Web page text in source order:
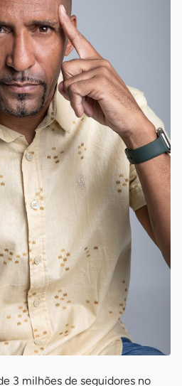
3 milhões de seguidores no